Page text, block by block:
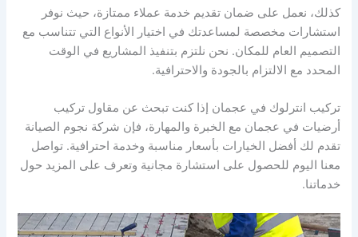
كذلك، نعمل على ضمان تقديم خدمة عملاء ممتازة، حيث نوفر
استشارات مخصصة لمساعدتك في اختيار الأنواع التي تتناسب مع
التصميم العام للمكان. نحن نلتزم بتنفيذ المشاريع في الوقت
المحدد مع الالتزام بالجودة والاحترافية.
تركيب انترلوك في عجمان إذا كنت تبحث عن مقاول تركيب
أرضيات في عجمان مع الخبرة والمهارة، فإن شركة نجوم الصيانة
تقدم لك أفضل الخيارات بأسعار مناسبة وخدمة احترافية. تواصل
معنا اليوم للحصول على استشارة مجانية وتعرف على المزيد حول
خدماتنا.